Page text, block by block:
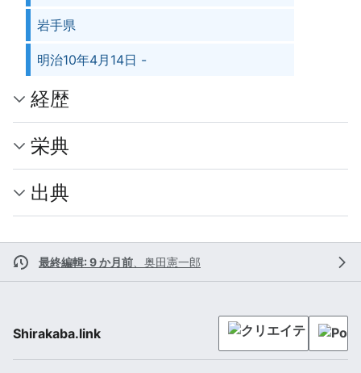
岩手県
明治10年4月14日 -
経歴
栄典
出典
最終編輯: 9 か月前 奥田憲一郎
Shirakaba.link